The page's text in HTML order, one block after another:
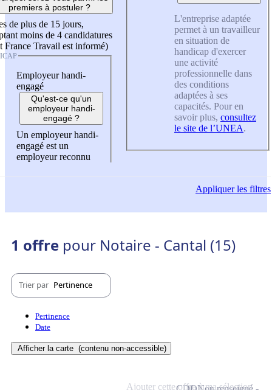
premiers à postuler ?
de plus de 15 jours,
moins de 4 candidatures
France Travail est informé)
Employeur handi-
engagé
Qu'est-ce qu'un
employeur handi-
engagé ?
Un employeur handi-
engagé est un
employeur reconnu
L'entreprise adaptée
permet à un travailleur
en situation de
handicap d'exercer
une activité
professionnelle dans
des conditions
adaptées à ses
capacités. Pour en
savoir plus, consultez
le site de l’UNEA.
Appliquerles filtres
1 offre pour Notaire - Cantal (15)
Trier par Pertinence
Pertinence
Date
Afficher la carte (contenu non-accessible)
Ajouter cette offre à ma sélection